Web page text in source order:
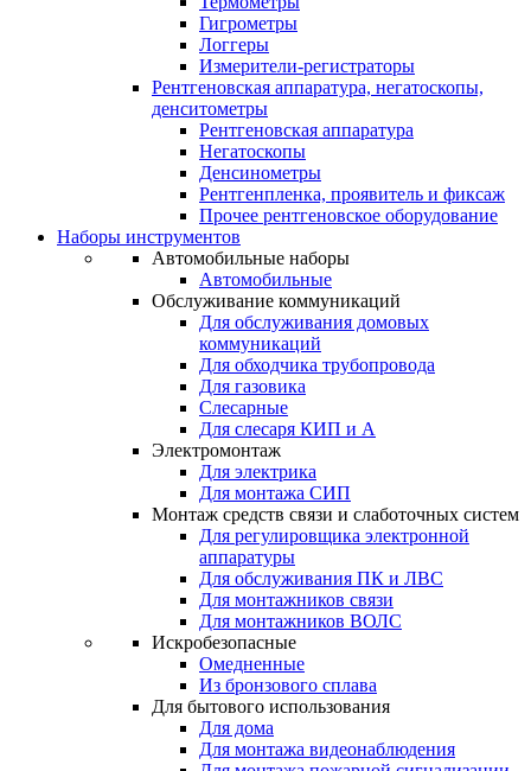
Гигрометры
Логгеры
Измерители-регистраторы
Рентгеновская аппаратура, негатоскопы,
денситометры
Рентгеновская аппаратура
Негатоскопы
Денсинометры
Рентгенпленка, проявитель и фиксаж
Прочее рентгеновское оборудование
Наборы инструментов
Автомобильные наборы
Автомобильные
Обслуживание коммуникаций
Для обслуживания домовых
коммуникаций
Для обходчика трубопровода
Для газовика
Слесарные
Для слесаря КИП и А
Электромонтаж
Для электрика
Для монтажа СИП
Монтаж средств связи и слаботочных систем
Для регулировщика электронной
аппаратуры
Для обслуживания ПК и ЛВС
Для монтажников связи
Для монтажников ВОЛС
Искробезопасные
Омедненные
Из бронзового сплава
Для бытового использования
Для дома
Для монтажа видеонаблюдения